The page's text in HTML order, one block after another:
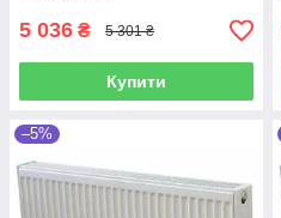
5 036 ₴ 5 301 ₴
Купити
–5%